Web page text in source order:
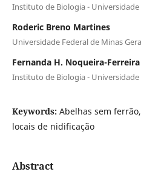
Instituto de Biologia -
Roderic Breno Martines
Universidade Federal de Minas
Fernanda H. Noqueira-Ferreira
Instituto de Biologia -
Keywords: Abelhas sem
locais de nidificação
Abstract